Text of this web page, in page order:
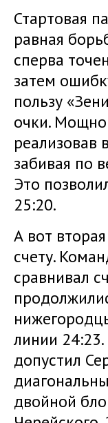
Стартовая
равная
сперва
затем
пользу
очки. Мощно
реализовав
забивая по
Это
25:20.
А вот
счету.
сравнивал
линии
допустил
двойной